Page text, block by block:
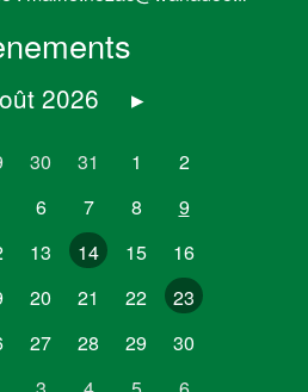
2026 ▸
30 31 1
2
6 7 8
9
13 14 15
16
20 21 22
23
27 28 29
30